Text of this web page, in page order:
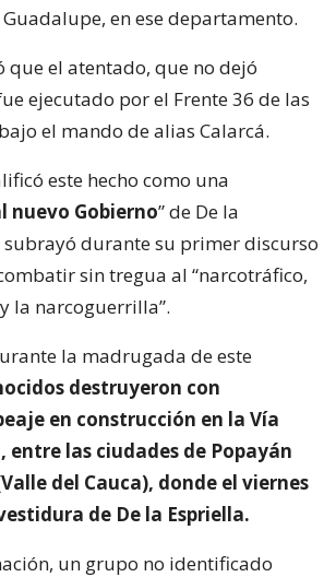
en ese departamento.
que el atentado, que no dejó
ejecutado por el Frente 36 de las
el mando de alias Calarcá.
este hecho como una
nuevo Gobierno” de De la
durante su primer discurso
sin tregua al “narcotráfico,
la narcoguerrilla”.
la madrugada de este
destruyeron con
en construcción en la Vía
entre las ciudades de Popayán
del Cauca), donde el viernes
de De la Espriella.
un grupo no identificado